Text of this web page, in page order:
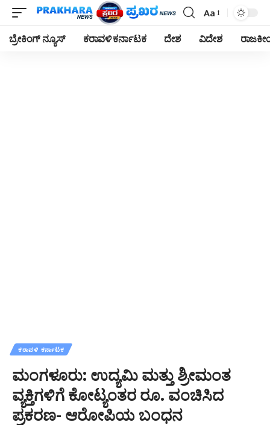
Font
Resizer
Aa
ಬ್ರೇಕಿಂಗ್ ನ್ಯೂಸ್ ಕರಾವಳಿ ಕರ್ನಾಟಕ ದೇಶ ವಿದೇಶ
ಕರಾವಳಿ ಕರ್ನಾಟಕ
ಮಂಗಳೂರು: ಉದ್ಯಮಿ ಮತ್ತು ಶ್ರೀಮಂತ
ವ್ಯಕ್ತಿಗಳಿಗೆ ಕೋಟ್ಯಂತರ ರೂ. ವಂಚಿಸಿದ
ಪ್ರಕರಣ- ಆರೋಪಿಯ ಬಂಧನ